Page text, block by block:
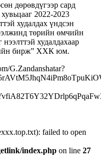
дөрөвдүгээр сард
2022-2023
худалдах үндсэн
төрийн өмчийн
худалдахаар
бирж” ХХК юм.
G.Zandanshatar?
failed to open
index.php on line 27